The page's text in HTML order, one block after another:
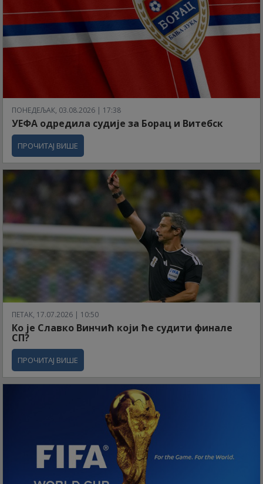
ПОНЕДЕЉАК, 03.08.2026 | 17:38
УЕФА одредила судије за Борац и Витебск
ПРОЧИТАЈ ВИШЕ
ПЕТАК, 17.07.2026 | 10:50
Ко је Славко Винчић који ће судити финале
СП?
ПРОЧИТАЈ ВИШЕ